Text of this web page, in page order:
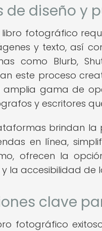
de diseño y
libro fotográfico
y texto, así
como Blurb,
este proceso
amplia gama de
y escritores
brindan
en línea,
ofrecen la
la accesibilidad de
clave
fotográfico